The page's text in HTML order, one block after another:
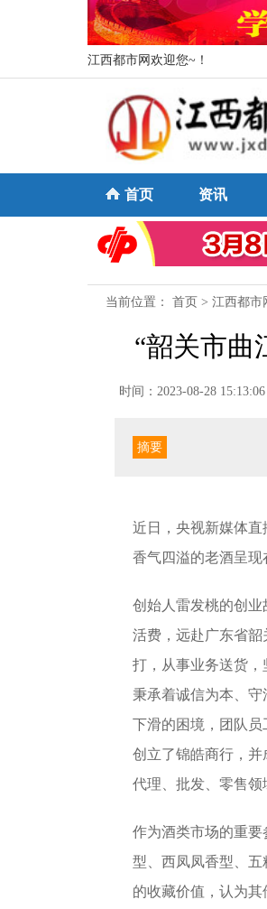
江西都市网欢迎您~！
首页 资讯
当前位置： 首页 > 江西都市
“韶关市
时间：2023-08-28 15:13:06
摘要
近日，央视新媒体
香气四溢的老酒呈现
创始人雷发桃的创业
活费，远赴广东省
打，从事业务送货
秉承着诚信为本、
下滑的困境，团队
创立了锦皓商行，
代理、批发、零售领
作为酒类市场的重
型、西凤凤香型、
的收藏价值，认为